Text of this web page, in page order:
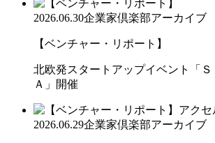
2026.06.30企業家倶楽部アーカイブ
【ベンチャー・リポート】
北欧発スタートアップイベント「
Ａ」開催
2026.06.29企業家倶楽部アーカイブ